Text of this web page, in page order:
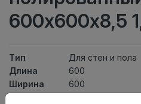
600х600х8,5
Тип
Для стен и пола
Длина
600
Ширина
600